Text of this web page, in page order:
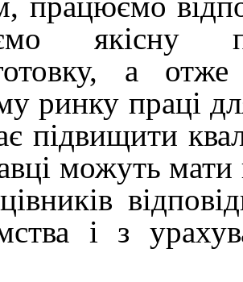
якісну
а
ринку праці
підвищити
можуть мати
і з